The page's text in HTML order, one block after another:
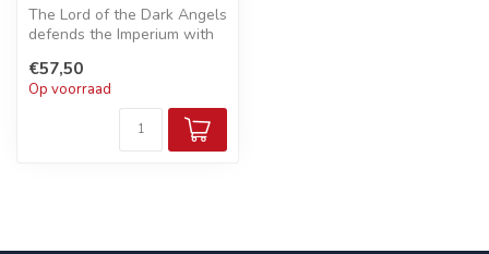
The Lord of the Dark Angels
defends the Imperium with
€57,50
Op voorraad